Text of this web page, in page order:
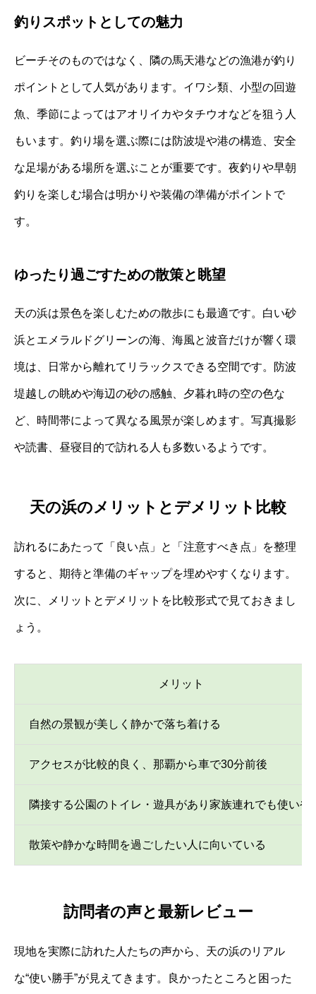
釣りスポットとしての魅力
ビーチそのものではなく、隣の馬天港などの漁港が釣り
ポイントとして人気があります。イワシ類、小型の回遊
魚、季節によってはアオリイカやタチウオなどを狙う人
もいます。釣り場を選ぶ際には防波堤や港の構造、安全
な足場がある場所を選ぶことが重要です。夜釣りや早朝
釣りを楽しむ場合は明かりや装備の準備がポイントで
す。
ゆったり過ごすための散策と眺望
天の浜は景色を楽しむための散歩にも最適です。白い砂
浜とエメラルドグリーンの海、海風と波音だけが響く環
境は、日常から離れてリラックスできる空間です。防波
堤越しの眺めや海辺の砂の感触、夕暮れ時の空の色な
ど、時間帯によって異なる風景が楽しめます。写真撮影
や読書、昼寝目的で訪れる人も多数いるようです。
天の浜のメリットとデメリット比較
訪れるにあたって「良い点」と「注意すべき点」を整理
すると、期待と準備のギャップを埋めやすくなります。
次に、メリットとデメリットを比較形式で見ておきまし
ょう。
メリット
自然の景観が美しく静かで落ち着ける
アクセスが比較的良く、那覇から車で30分前後
隣接する公園のトイレ・遊具があり家族連れでも使いや
散策や静かな時間を過ごしたい人に向いている
訪問者の声と最新レビュー
現地を実際に訪れた人たちの声から、天の浜のリアル
な“使い勝手”が見えてきます。良かったところと困った